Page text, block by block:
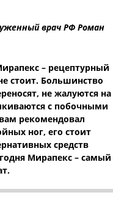
врач РФ Роман
– рецептурный
стоит. Большинство
не жалуются на
с побочными
рекомендовал
ног, его стоит
средств
Мирапекс – самый